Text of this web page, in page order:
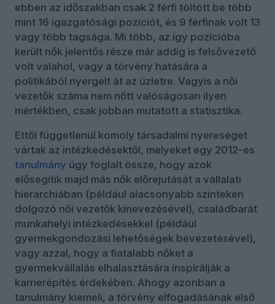
ebben az időszakban csak 2 férfi töltött be több
mint 16 igazgatósági pozíciót, és 9 férfinak volt 13
vagy több tagsága. Mi több, az így pozícióba
került nők jelentős része már addig is felsővezető
volt valahol, vagy a törvény hatására a
politikából nyergelt át az üzletre. Vagyis a női
vezetők száma nem nőtt valóságosan ilyen
mértékben, csak jobban mutatott a statisztika.
Ettől függetlenül komoly társadalmi nyereséget
vártak az intézkedésektől, melyeket egy 2012-es
tanulmány úgy foglalt össze, hogy azok
elősegítik majd más nők előrejutását a vállalati
hierarchiában (például alacsonyabb szinteken
dolgozó női vezetők kinevezésével), családbarát
munkahelyi intézkedésekkel (például
gyermekgondozási lehetőségek bevezetésével),
vagy azzal, hogy a fiatalabb nőket a
gyermekvállalás elhalasztására inspirálják a
karrierépítés érdekében. Ahogy azonban a
tanulmány kiemeli, a törvény elfogadásának első